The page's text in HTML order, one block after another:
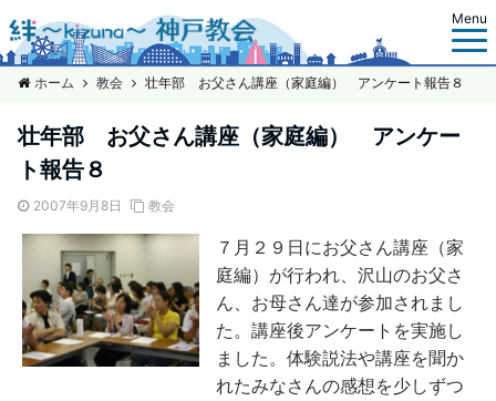
Menu
ホーム 教会 壮年部 お父さん講座（家庭編） アンケート報告８
壮年部 お父さん講座（家庭編） アンケー
ト報告８
2007年9月8日 教会
７月２９日にお父さん講座（家
庭編）が行われ、沢山のお父さ
ん、お母さん達が参加されまし
た。講座後アンケートを実施し
ました。体験説法や講座を聞か
れたみなさんの感想を少しずつ